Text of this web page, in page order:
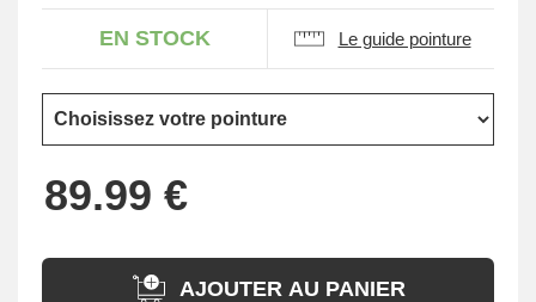
EN STOCK Le guide pointure
AJOUTER AU PANIER